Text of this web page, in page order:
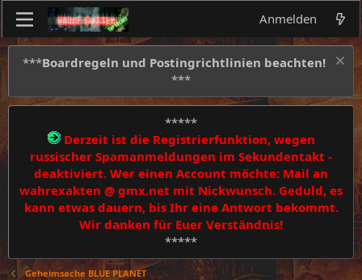
Anmelden
***Boardregeln und Postingrichtlinien beachten!
***
*****
Derzeit ist die Registrierfunktion, wegen
russischer Spamanmeldungen im Sekundentakt -
deaktiviert. Wer einen Account möchte: Mail an
wahrexakten @ gmx.net mit Nickwunsch. Geduld, es
kann etwas dauern, bis Ihr eine Antwort bekommt.
Wir danken für Euer Verständnis!
*****
Geheimsache BLUE PLANET